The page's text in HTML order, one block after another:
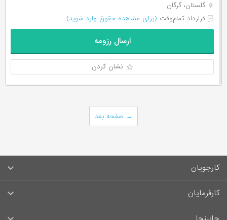
گلستان، گرگان
قرارداد تمام‌وقت (برای مشاهده حقوق وارد شوید)
ارسال رزومه
نشان کردن
صفحه بعد →
کارجویان
سوالات متداول کارجویان
کارفرمایان
راهنمای ثبت آگهی استخدام